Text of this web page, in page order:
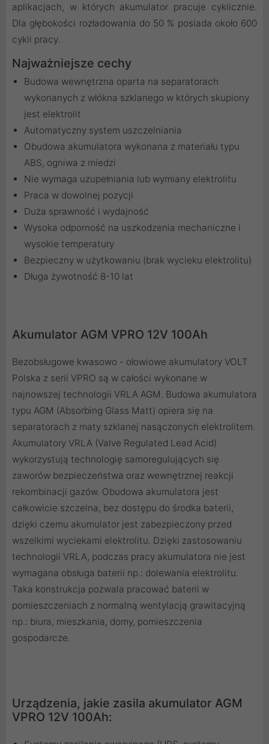
aplikacjach, w których akumulator pracuje cyklicznie.
Dla głębokości rozładowania do 50 % posiada około 600
cykli pracy.
Najważniejsze cechy
Budowa wewnętrzna oparta na separatorach
wykonanych z włókna szklanego w których skupiony
jest elektrolit
Automatyczny system uszczelniania
Obudowa akumulatora wykonana z materiału typu
ABS, ogniwa z miedzi
Nie wymaga uzupełniania lub wymiany elektrolitu
Praca w dowolnej pozycji
Duża sprawność i wydajność
Wysoka odporność na uszkodzenia mechaniczne i
wysokie temperatury
Bezpieczny w użytkowaniu (brak wycieku elektrolitu)
Długa żywotność 8-10 lat
Akumulator AGM VPRO 12V 100Ah
Bezobsługowe kwasowo - ołowiowe akumulatory VOLT
Polska z serii VPRO są w całości wykonane w
najnowszej technologii VRLA AGM. Budowa akumulatora
typu AGM (Absorbing Glass Matt) opiera się na
separatorach z maty szklanej nasączonych elektrolitem.
Akumulatory VRLA (Valve Regulated Lead Acid)
wykorzystują technologię samoregulujących się
zaworów bezpieczeństwa oraz wewnętrznej reakcji
rekombinacji gazów. Obudowa akumulatora jest
całkowicie szczelna, bez dostępu do środka baterii,
dzięki czemu akumulator jest zabezpieczony przed
wszelkimi wyciekami elektrolitu. Dzięki zastosowaniu
technologii VRLA, podczas pracy akumulatora nie jest
wymagana obsługa baterii np.: dolewania elektrolitu.
Taka konstrukcja pozwala pracować baterii w
pomieszczeniach z normalną wentylacją grawitacyjną
np.: biura, mieszkania, domy, pomieszczenia
gospodarcze.
Urządzenia, jakie zasila akumulator AGM
VPRO 12V 100Ah: